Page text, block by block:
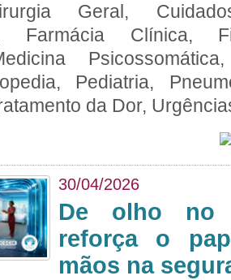
Geral,
Farmácia Clínica,
Pediatria,
da Dor,
30/04/2026
De olho no
reforça o
mãos na